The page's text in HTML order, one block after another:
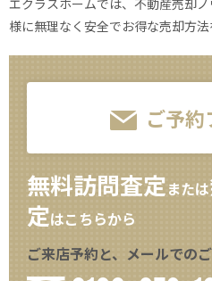
エクラスホームでは、不動産売却
様に無理なく安全でお得な売却方法
ご予約
無料訪問査定または
定はこちらから
ご来店予約と、メールでの